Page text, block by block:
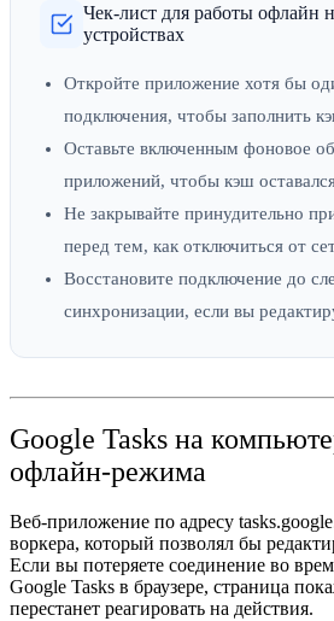
Чек-лист для работы офлайн
устройствах
Откройте приложение хотя бы
подключения, чтобы заполнить
Оставьте включенным фоновое
приложений, чтобы кэш
Не закрывайте принудительно
перед тем, как отключиться от
Восстановите подключение до
синхронизации, если вы
Google Tasks на
офлайн-режима
Веб-приложение по адресу
воркера, который позволял бы
Если вы потеряете соединение во
Google Tasks в браузере, страница
перестанет реагировать на действия.